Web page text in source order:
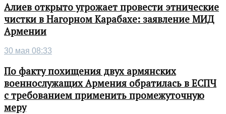
Алиев открыто угрожает провести этнические
чистки в Нагорном Карабахе: заявление МИД
Армении
30 мая 08:33
По факту похищения двух армянских
военнослужащих Армения обратилась в ЕСПЧ
с требованием применить промежуточную
меру